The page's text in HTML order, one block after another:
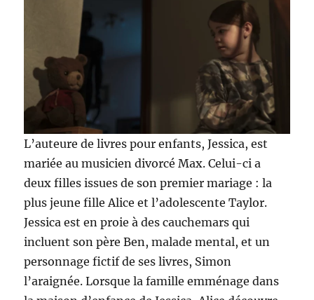
L’auteure de livres pour enfants, Jessica, est
mariée au musicien divorcé Max. Celui-ci a
deux filles issues de son premier mariage : la
plus jeune fille Alice et l’adolescente Taylor.
Jessica est en proie à des cauchemars qui
incluent son père Ben, malade mental, et un
personnage fictif de ses livres, Simon
l’araignée. Lorsque la famille emménage dans